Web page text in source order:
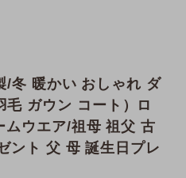
/冬 暖かい おしゃれ ダ
毛 ガウン コート）ロ
ムウエア/祖母 祖父 古
ント 父 母 誕生日プレ